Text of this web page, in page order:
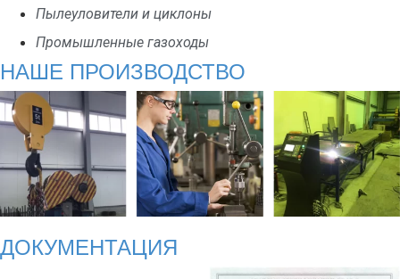
Пылеуловители и циклоны
Промышленные газоходы
НАШЕ ПРОИЗВОДСТВО
ДОКУМЕНТАЦИЯ